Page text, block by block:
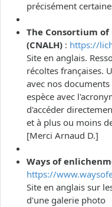
précisément
The Consortium
(CNALH) : https://
Site en anglais.
récoltes françaises.
avec nos
espèce avec
d'accéder
et à plus ou moins
[Merci Arnaud D.]
Ways of
https://
Site en anglais sur
d'une galerie photo